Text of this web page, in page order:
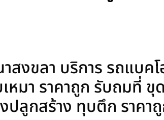
งขลา บริการ รถแบคโ
หมา ราคาถูก รับถมที่
ลูกสร้าง ทุบตึก ราคา